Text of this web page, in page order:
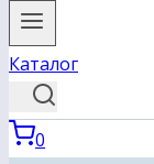
Каталог
0